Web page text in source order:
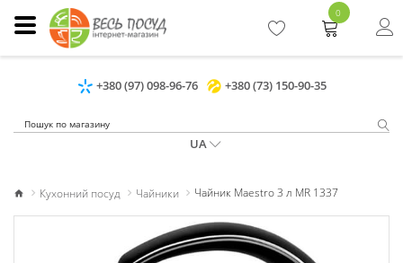
+380 (97) 098-96-76 +380 (73) 150-90-35
UA
0
Кухонний посуд Чайники Чайник Maestro 3 л MR 1337